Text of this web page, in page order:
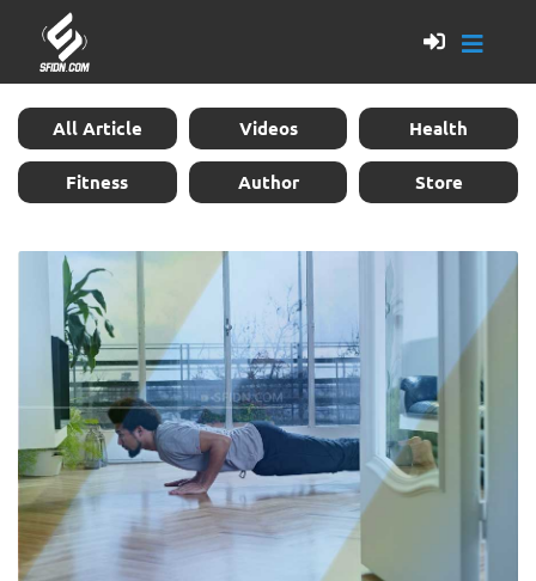
All Article Videos Health
Fitness Author Store